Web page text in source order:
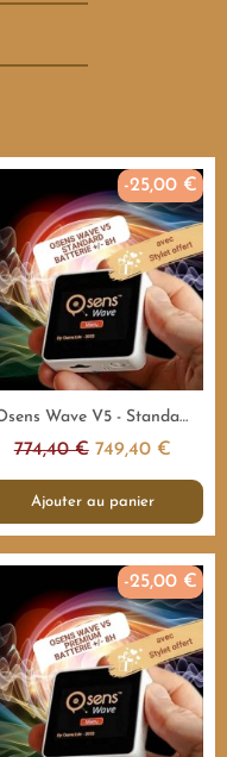
Aperçu rapide
-25,00 €
Osens Wave V5 - Standard 55.000Hz - 8H - Emetteur fréquences
774,40 € 749,40 €
Ajouter au panier
-25,00 €